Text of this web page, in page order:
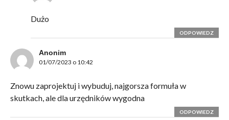
Dużo
ODPOWIEDZ
Anonim
01/07/2023 o 10:42
Znowu zaprojektuj i wybuduj, najgorsza formuła w
skutkach, ale dla urzędników wygodna
ODPOWIEDZ